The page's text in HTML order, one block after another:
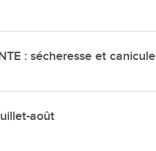
: sécheresse et canicule
août